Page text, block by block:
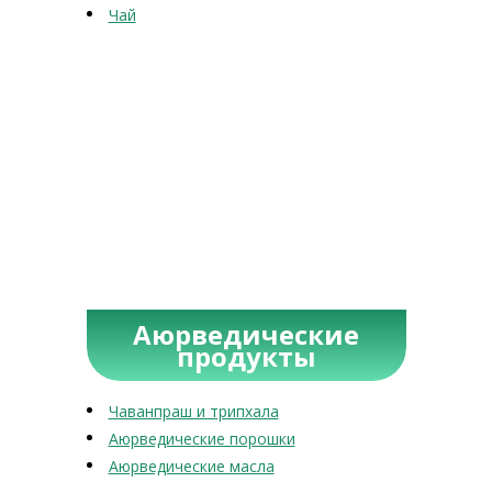
Чай
Аюрведические
продукты
Чаванпраш и трипхала
Аюрведические порошки
Аюрведические масла